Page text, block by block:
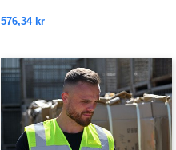
576,34 kr